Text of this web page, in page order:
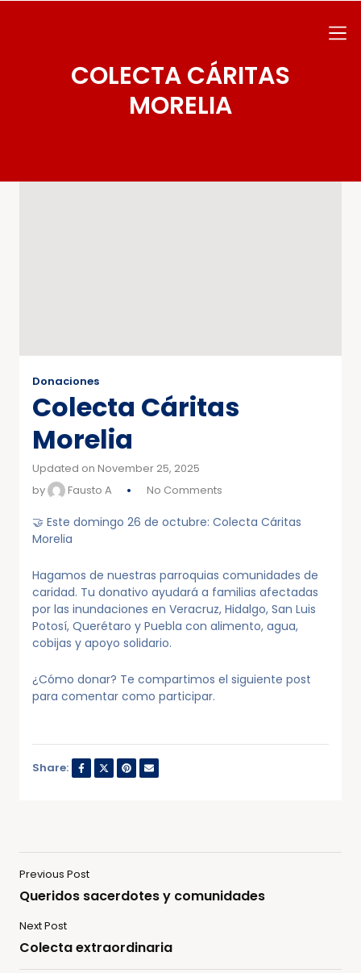
COLECTA CÁRITAS
MORELIA
Donaciones
Colecta Cáritas
Morelia
Updated on November 25, 2025
by
Fausto A No Comments
🤝 Este domingo 26 de octubre: Colecta Cáritas
Morelia
Hagamos de nuestras parroquias comunidades de
caridad. Tu donativo ayudará a familias afectadas
por las inundaciones en Veracruz, Hidalgo, San Luis
Potosí, Querétaro y Puebla con alimento, agua,
cobijas y apoyo solidario.
¿Cómo donar? Te compartimos el siguiente post
para comentar como participar.
Share:
Previous Post
Queridos sacerdotes y comunidades
Next Post
Colecta extraordinaria